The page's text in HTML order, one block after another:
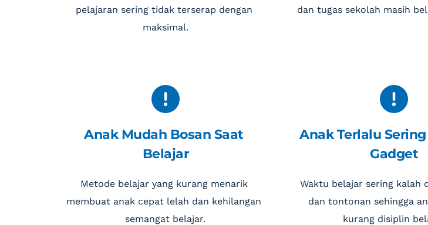
pelajaran sering tidak terserap dengan
maksimal.
dan tugas sekolah masih
Anak Mudah Bosan Saat
Belajar
Metode belajar yang kurang menarik
membuat anak cepat lelah dan kehilangan
semangat belajar.
Anak Terlalu
Gadget
Waktu belajar sering kalah
dan tontonan sehingga
kurang disiplin